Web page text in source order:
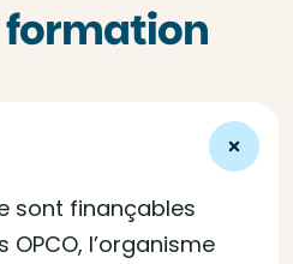
formation
sont finançables
OPCO, l’organisme